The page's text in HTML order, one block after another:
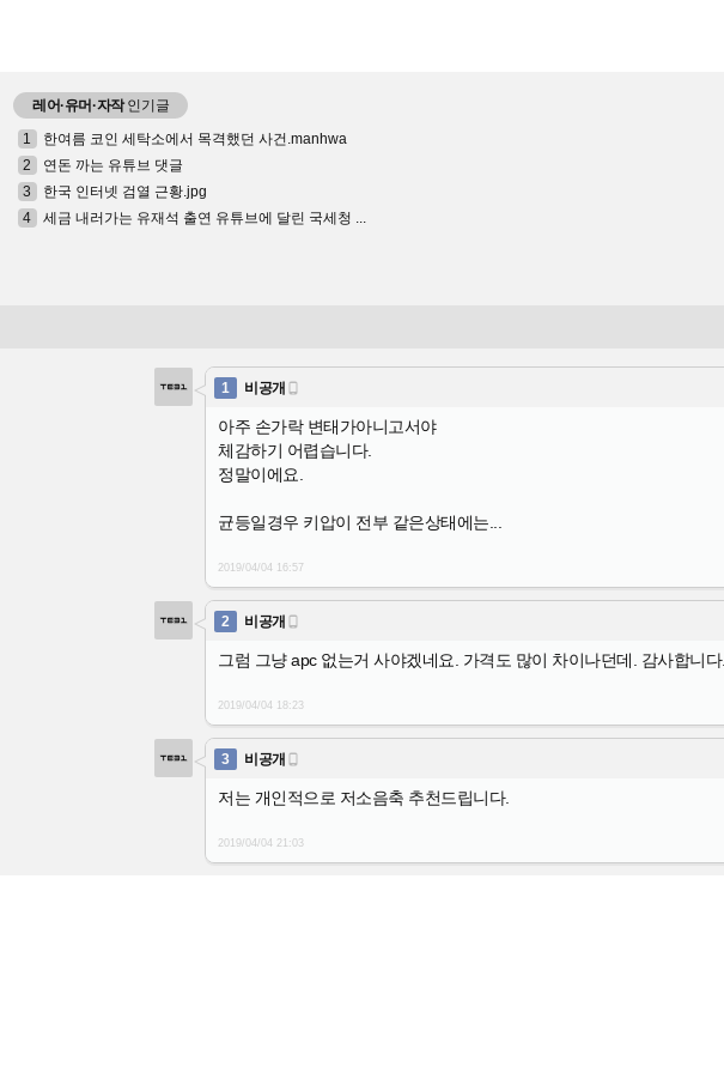
레어·유머·자작인기글
1
한여름 코인 세탁소에서 목격했던 사건.manhwa
2 연돈 까는 유튜브 댓글
3 한국 인터넷 검열 근황.jpg
4 세금 내러가는 유재석 출연 유튜브에 달린 국세청 ...
1 비공개 
아주 손가락 변태가아니고서야
체감하기 어렵습니다.
정말이에요.
균등일경우 키압이 전부 같은상태에는...
2019/04/04 16:57
2 비공개 
그럼 그냥 apc 없는거 사야겠네요. 가격도 많이 차이나던데. 감사합니다.
2019/04/04 18:23
3 비공개 
저는 개인적으로 저소음축 추천드립니다.
2019/04/04 21:03